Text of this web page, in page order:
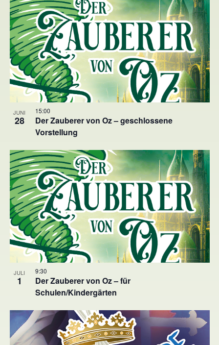
JUNI
28
Der Zauberer von Oz – geschlossene
Vorstellung
15:00
JULI
1
Der Zauberer von Oz – für
Schulen/Kindergärten
9:30